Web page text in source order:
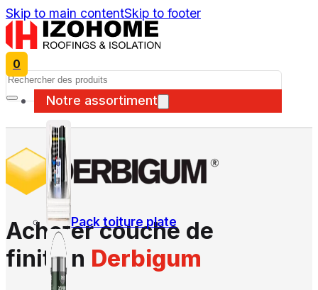
Skip to main contentSkip to footer
0
Notre assortiment
Pack toiture plate
Search
Acheter couche de
finition Derbigum